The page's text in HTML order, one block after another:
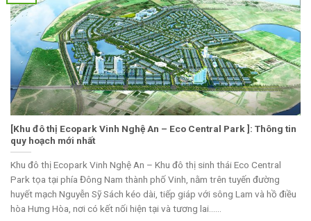
[Khu đô thị Ecopark Vinh Nghệ An – Eco Central Park ]: Thông tin
quy hoạch mới nhất
Khu đô thị Ecopark Vinh Nghệ An – Khu đô thị sinh thái Eco Central
Park tọa tại phía Đông Nam thành phố Vinh, nằm trên tuyến đường
huyết mạch Nguyễn Sỹ Sách kéo dài, tiếp giáp với sông Lam và hồ điều
hòa Hưng Hòa, nơi có kết nối hiện tại và tương lai......